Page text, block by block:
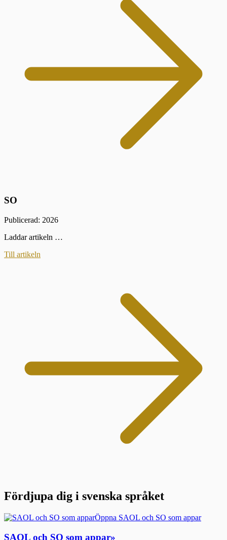
SO
Publicerad: 2026
Laddar artikeln …
Till artikeln
Fördjupa dig i svenska språket
Öppna SAOL och SO som appar
SAOL och SO som appar»